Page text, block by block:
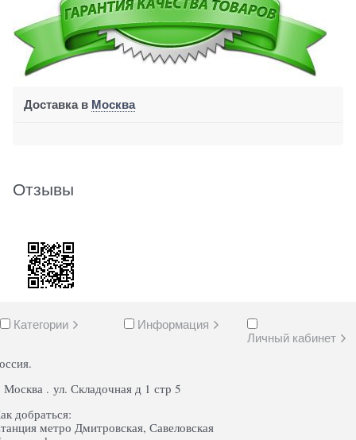
Доставка в Москва
Отзывы
Категории
Информация
Личный кабинет
Москва . ул. Складочная д 1 стр 5
добраться:
метро Дмитровская, Савеловская